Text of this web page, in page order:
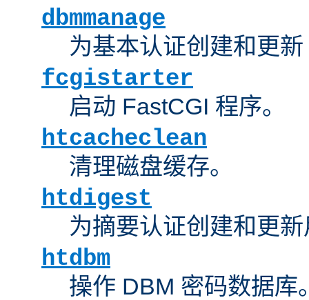
dbmmanage
为基本认证创建和更
fcgistarter
启动 FastCGI 程序。
htcacheclean
清理磁盘缓存。
htdigest
为摘要认证创建和更
htdbm
操作 DBM 密码数据库